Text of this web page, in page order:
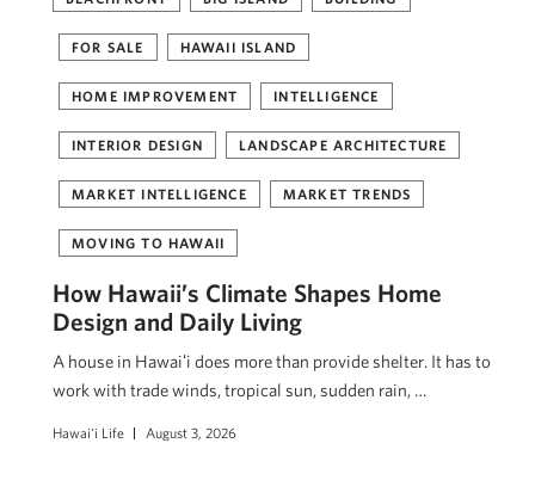
FOR SALE HAWAII ISLAND
HOME IMPROVEMENT INTELLIGENCE
INTERIOR DESIGN LANDSCAPE ARCHITECTURE
MARKET INTELLIGENCE MARKET TRENDS
MOVING TO HAWAII
How Hawaii’s Climate Shapes Home
Design and Daily Living
A house in Hawaiʻi does more than provide shelter. It has to
work with trade winds, tropical sun, sudden rain, …
Hawai'i Life August 3, 2026